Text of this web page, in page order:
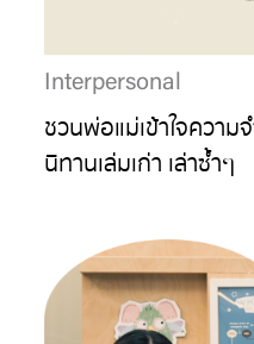
Interpersonal
ชวนพ่อแม่เข้าใจความ
นิทานเล่มเก่า เล่าซ้ำๆ